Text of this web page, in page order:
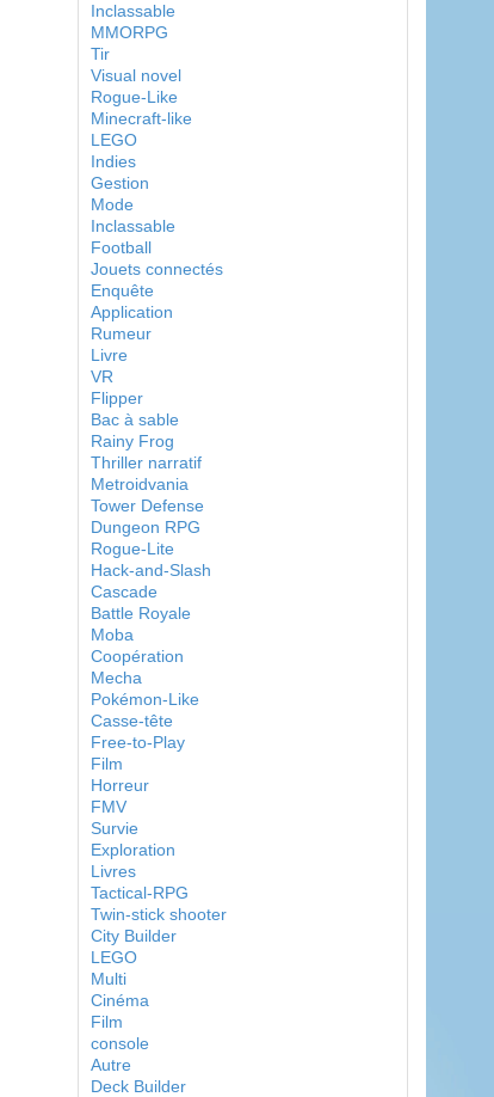
Inclassable
MMORPG
Tir
Visual novel
Rogue-Like
Minecraft-like
LEGO
Indies
Gestion
Mode
Inclassable
Football
Jouets connectés
Enquête
Application
Rumeur
Livre
VR
Flipper
Bac à sable
Rainy Frog
Thriller narratif
Metroidvania
Tower Defense
Dungeon RPG
Rogue-Lite
Hack-and-Slash
Cascade
Battle Royale
Moba
Coopération
Mecha
Pokémon-Like
Casse-tête
Free-to-Play
Film
Horreur
FMV
Survie
Exploration
Livres
Tactical-RPG
Twin-stick shooter
City Builder
LEGO
Multi
Cinéma
Film
console
Autre
Deck Builder